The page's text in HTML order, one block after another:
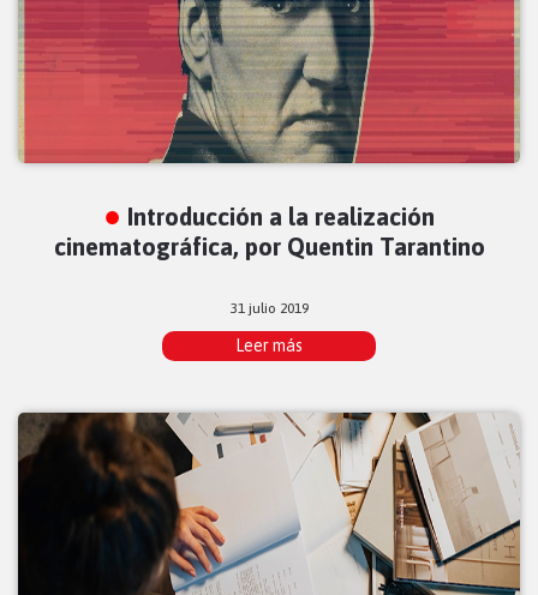
Introducción a la realización
cinematográfica, por Quentin Tarantino
31 julio 2019
Leer más